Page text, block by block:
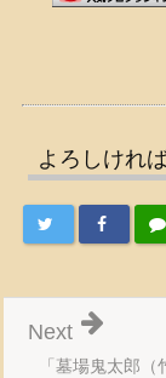
よろしけれ
「墓場鬼太郎
Next